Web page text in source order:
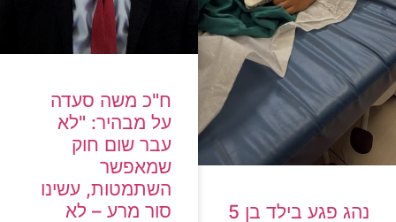
נהג פגע בילד בן 5
ח"כ משה סעדה
על מבהיר: "לא
עבר שום חוק
שמאפשר
השתמטות, עשינו
סור מרע – לא